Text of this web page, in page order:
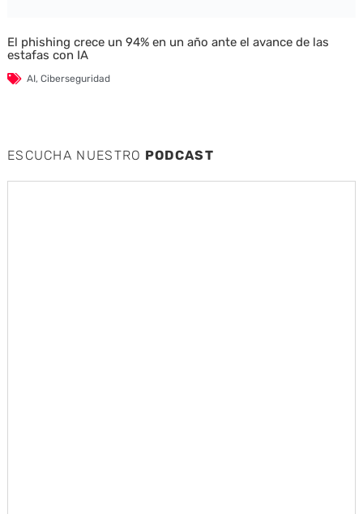
El phishing crece un 94% en un año ante el avance de las
estafas con IA
AI, Ciberseguridad
ESCUCHA NUESTRO PODCAST